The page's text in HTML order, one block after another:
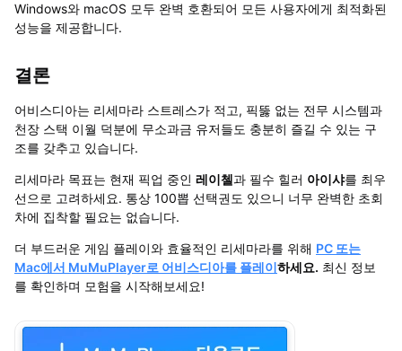
Windows와 macOS 모두 완벽 호환되어 모든 사용자에게 최적화된
성능을 제공합니다.
결론
어비스디아는 리세마라 스트레스가 적고, 픽뚫 없는 전무 시스템과
천장 스택 이월 덕분에 무소과금 유저들도 충분히 즐길 수 있는 구
조를 갖추고 있습니다.
리세마라 목표는 현재 픽업 중인 레이첼과 필수 힐러 아이샤를 최우
선으로 고려하세요. 통상 100뽑 선택권도 있으니 너무 완벽한 초회
차에 집착할 필요는 없습니다.
더 부드러운 게임 플레이와 효율적인 리세마라를 위해 PC 또는
Mac에서 MuMuPlayer로 어비스디아를 플레이하세요. 최신 정보
를 확인하며 모험을 시작해보세요!